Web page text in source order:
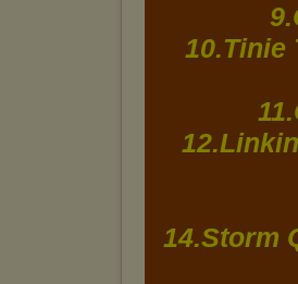
10.Tinie
14.Storm